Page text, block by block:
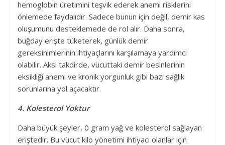
hemoglobin üretimini teşvik ederek anemi risklerini
önlemede faydalıdır. Sadece bunun için değil, demir kas
oluşumunu desteklemede de rol alır. Daha sonra,
buğday erişte tüketerek, günlük demir
gereksinimlerinin ihtiyaçlarını karşılamaya yardımcı
olabilir. Aksi takdirde, vücuttaki demir besinlerinin
eksikliği anemi ve kronik yorgunluk gibi bazı sağlık
sorunlarına yol açacaktır.
4. Kolesterol Yoktur
Daha büyük şeyler, 0 gram yağ ve kolesterol sağlayan
eriştedir. Bu vücut kilo yönetimi ihtiyacı olanlar için